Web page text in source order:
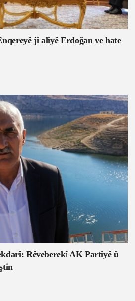
ji aliyê Erdoğan ve hate
Rêveberekî AK Partiyê û